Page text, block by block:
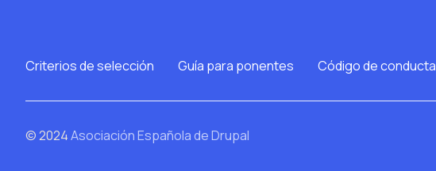
Criterios de selección Guía para ponentes Código de conducta
© 2024Asociación Española de Drupal